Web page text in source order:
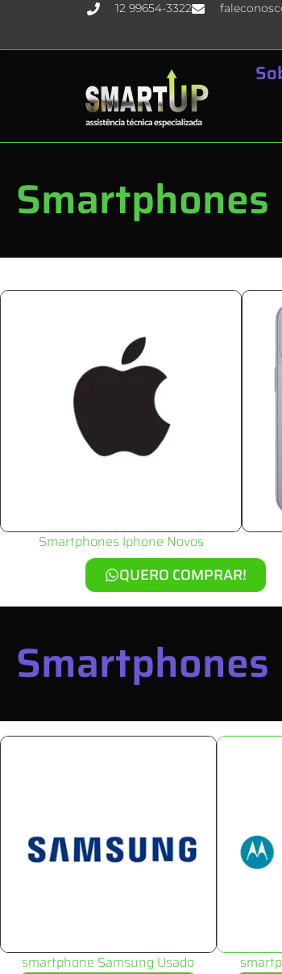
12 99654-3322
Smartphones Iphone Novos
QUERO COMPRAR!
smartphone Samsung Usado